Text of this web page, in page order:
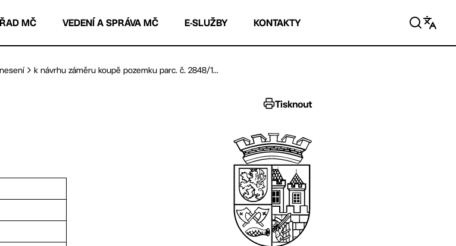
MČ VEDENÍ A SPRÁVA MČ E-SLUŽBY KONTAKTY
k návrhu záměru koupě pozemku parc. č. 2848/1...
Tisknout